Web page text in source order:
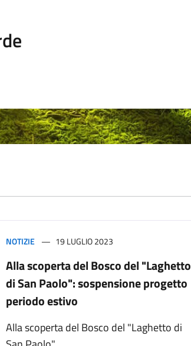
NOTIZIE 19 LUGLIO 2023
Alla scoperta del Bosco del "Laghetto
di San Paolo": sospensione progetto
periodo estivo
Alla scoperta del Bosco del "Laghetto di